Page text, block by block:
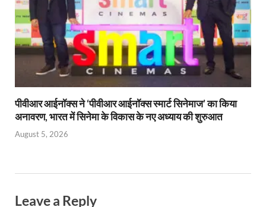
पीवीआर आईनॉक्स ने ‘पीवीआर आईनॉक्स स्मार्ट सिनेमाज’ का किया
अनावरण, भारत में सिनेमा के विकास के नए अध्याय की शुरुआत
August 5, 2026
Leave a Reply